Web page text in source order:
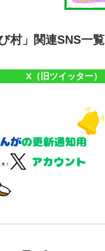
村」関連SNS一覧
X（旧ツイッター）